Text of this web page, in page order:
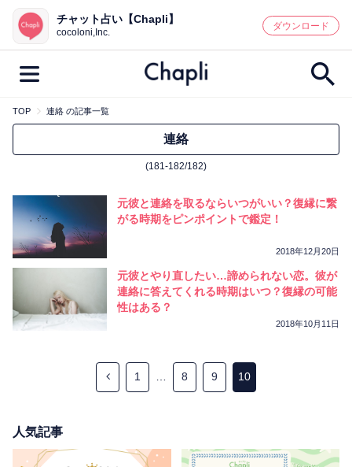
鑑定記事・占い師検索
最新記事一覧
カテゴリー別
鑑定
キーワード別
彼の気持ち 恋の行方 時期
今週の運勢 結婚
チャット占い【Chapli】
cocoloni,Inc.
ダウンロード
TOP 連絡 の記事一覧
連絡
(181-182/182)
元彼と連絡を取るならいつがいい？復縁に繋
がる時期をピンポイントで鑑定！
2018年12月20日
元彼とやり直したい…諦められない恋。彼が
連絡に答えてくれる時期はいつ？復縁の可能
性はある？
2018年10月11日
1 8 9 10
人気記事